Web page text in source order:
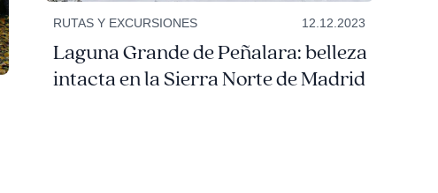
RUTAS Y EXCURSIONES 12.12.2023
Laguna Grande de Peñalara: belleza
intacta en la Sierra Norte de Madrid